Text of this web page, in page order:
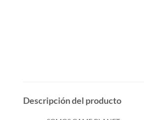
Descripción del producto